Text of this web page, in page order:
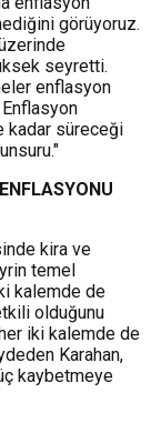
görüyoruz.
seyretti.
enflasyon
kadar süreceği
kira ve
temel
kalemde de
olduğunu
iki kalemde de
Karahan,
kaybetmeye